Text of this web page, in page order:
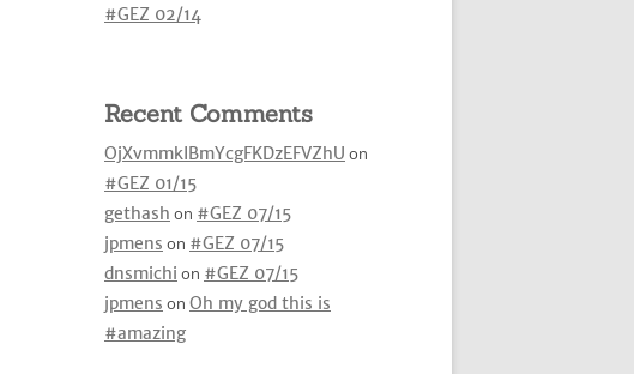
#GEZ 02/14
Recent Comments
OjXvmmkIBmYcgFKDzEFVZhU on
#GEZ 01/15
gethash on #GEZ 07/15
jpmens on #GEZ 07/15
dnsmichi on #GEZ 07/15
jpmens on Oh my god this is
#amazing